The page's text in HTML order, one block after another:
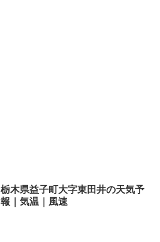
栃木県益子町大字東田井の天気予
報｜気温｜風速